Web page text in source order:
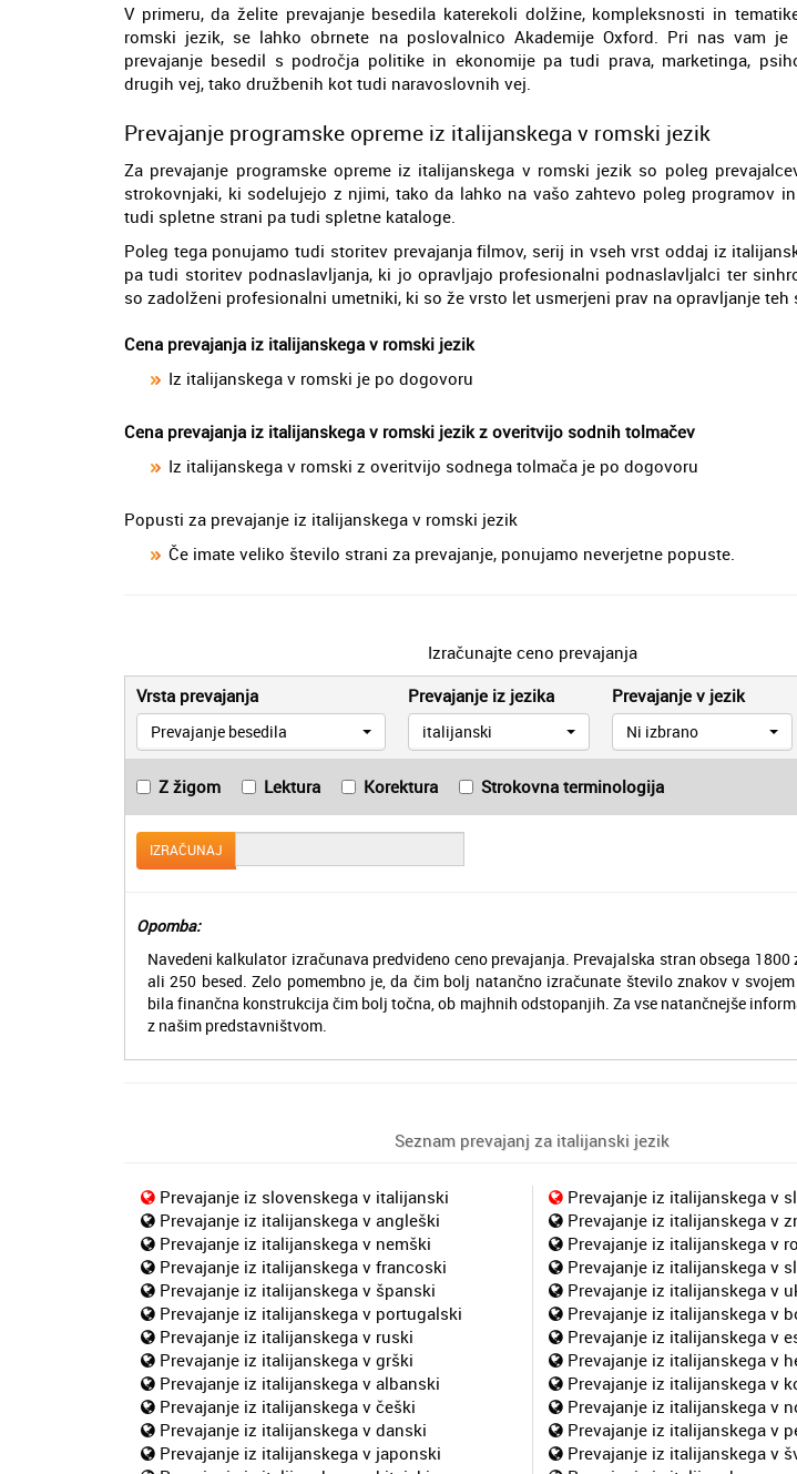
V primeru, da želite prevajanje besedila katerekoli dolžine, kompleksnosti in
romski jezik, se lahko obrnete na poslovalnico Akademije Oxford. Pri nas vam
prevajanje besedil s področja politike in ekonomije pa tudi prava, marketinga,
drugih vej, tako družbenih kot tudi naravoslovnih vej.
Prevajanje programske opreme iz italijanskega v romski jezik
Za prevajanje programske opreme iz italijanskega v romski jezik so poleg
strokovnjaki, ki sodelujejo z njimi, tako da lahko na vašo zahtevo poleg programov
tudi spletne strani pa tudi spletne kataloge.
Poleg tega ponujamo tudi storitev prevajanja filmov, serij in vseh vrst oddaj iz
pa tudi storitev podnaslavljanja, ki jo opravljajo profesionalni podnaslavljalci ter
so zadolženi profesionalni umetniki, ki so že vrsto let usmerjeni prav na opravljanje teh
Cena prevajanja iz italijanskega v romski jezik
Iz italijanskega v romski je po dogovoru
Cena prevajanja iz italijanskega v romski jezik z overitvijo sodnih tolmačev
Iz italijanskega v romski z overitvijo sodnega tolmača je po dogovoru
Popusti za prevajanje iz italijanskega v romski jezik
Če imate veliko število strani za prevajanje, ponujamo neverjetne popuste.
Izračunajte ceno prevajanja
Vrsta prevajanja
Prevajanje besedila
Prevajanje iz jezika
italijanski
Prevajanje v jezik
Ni izbrano
Z žigom Lektura Korektura Strokovna terminologija
IZRAČUNAJ
Opomba:
Navedeni kalkulator izračunava predvideno ceno prevajanja. Prevajalska stran obsega 1800
ali 250 besed. Zelo pomembno je, da čim bolj natančno izračunate število znakov v
bila finančna konstrukcija čim bolj točna, ob majhnih odstopanjih. Za vse natančnejše
z našim predstavništvom.
Seznam prevajanj za italijanski jezik
Prevajanje iz slovenskega v italijanski
Prevajanje iz italijanskega v angleški
Prevajanje iz italijanskega v nemški
Prevajanje iz italijanskega v francoski
Prevajanje iz italijanskega v španski
Prevajanje iz italijanskega v portugalski
Prevajanje iz italijanskega v ruski
Prevajanje iz italijanskega v grški
Prevajanje iz italijanskega v albanski
Prevajanje iz italijanskega v češki
Prevajanje iz italijanskega v danski
Prevajanje iz italijanskega v japonski
Prevajanje iz italijanskega v
Prevajanje iz italijanskega v
Prevajanje iz italijanskega v
Prevajanje iz italijanskega v
Prevajanje iz italijanskega v
Prevajanje iz italijanskega v
Prevajanje iz italijanskega v
Prevajanje iz italijanskega v
Prevajanje iz italijanskega v
Prevajanje iz italijanskega v
Prevajanje iz italijanskega v
Prevajanje iz italijanskega v